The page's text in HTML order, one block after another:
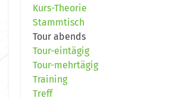
Kurs-Theorie
Stammtisch
Tour abends
Tour-eintägig
Tour-mehrtägig
Training
Treff